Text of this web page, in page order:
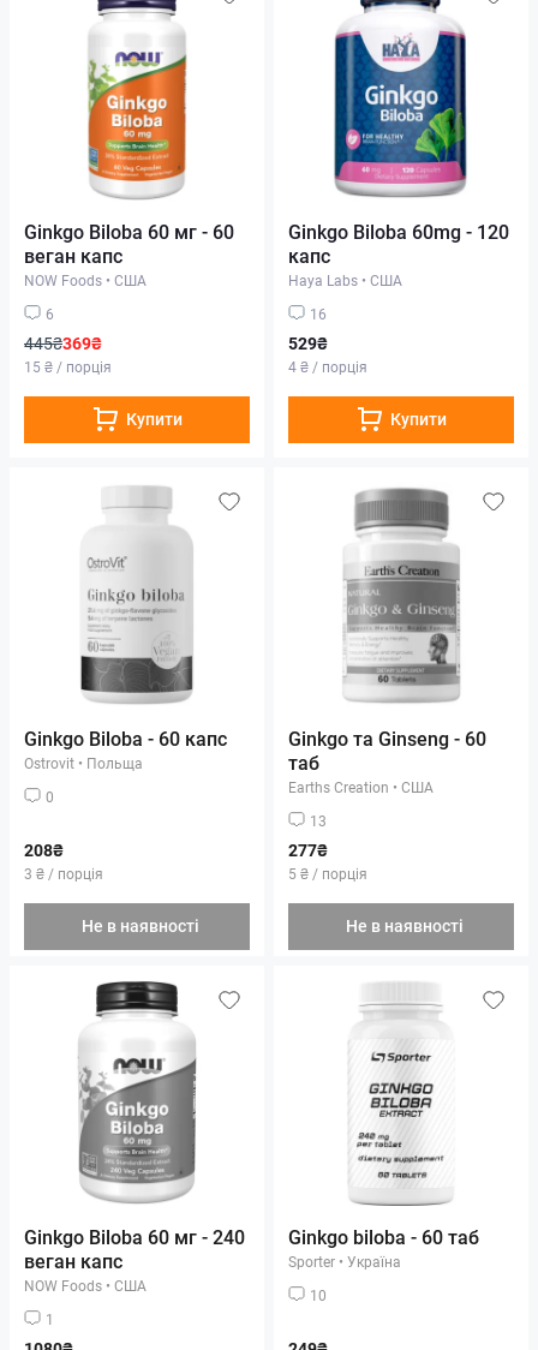
Ginkgo Biloba 60 мг - 60
веган капс
NOW Foods • США
6
445₴369₴
15 ₴ / порція
Купити
Ginkgo Biloba 60mg - 120
капс
Haya Labs • США
16
529₴
4 ₴ / порція
Купити
Ginkgo Biloba - 60 капс
Ostrovit • Польща
0
208₴
3 ₴ / порція
Не в наявності
Ginkgo та Ginseng - 60
таб
Earths Creation • США
13
277₴
5 ₴ / порція
Не в наявності
Ginkgo Biloba 60 мг - 240
веган капс
NOW Foods • США
1
Ginkgo biloba - 60 таб
Sporter • Україна
10